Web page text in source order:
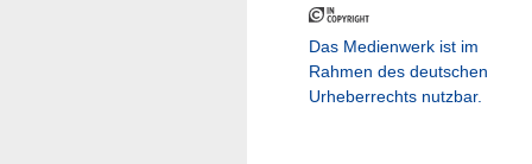
Das Medienwerk ist im
Rahmen des deutschen
Urheberrechts nutzbar.